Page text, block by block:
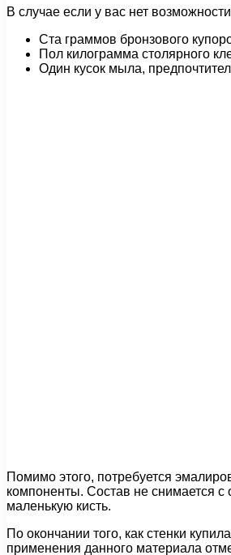
В случае если у вас нет
Ста граммов бронзового
Пол килограмма столярного
Один кусок мыла,
Помимо этого, потребуется
компоненты. Состав не снимается с
маленькую кисть.
По окончании того, как стенки
применения данного материала